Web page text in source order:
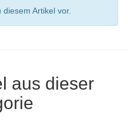
Artikel vor.
aus dieser